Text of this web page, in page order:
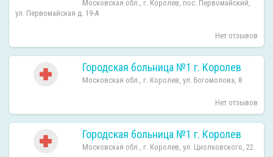
Московская обл., г. Королев, пос. Первомайский,
ул. Первомайская д. 19-А
Нет отзывов
Городская больница №1 г. Королев
Московская обл., г. Королев, ул. Богомолова, 8
Нет отзывов
Городская больница №1 г. Королев
Московская обл., г. Королев, ул. Циолковского, 22